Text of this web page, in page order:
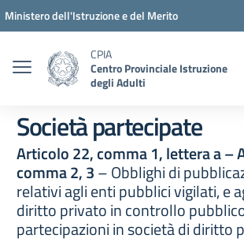
Vai ai contenuti
Vai al menu di navigazione
Vai al footer
Ministero dell'Istruzione e del Merito
CPIA
Centro Provinciale Istruzione
degli Adulti
Società partecipate
Articolo 22, comma 1, lettera a –
comma 2, 3– Obblighi di
relativi agli enti pubblici vigilati, e
diritto privato in controllo
partecipazioni in società di diritto